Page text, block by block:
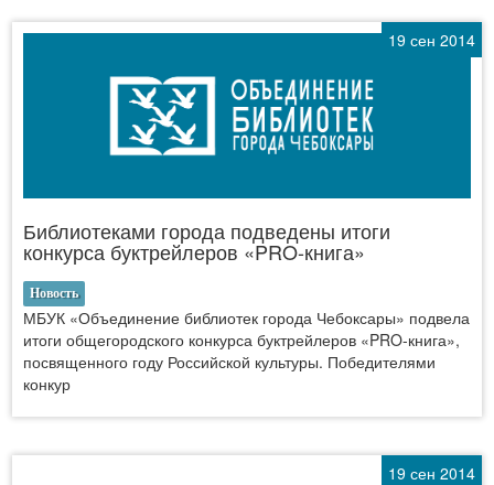
19 сен 2014
Библиотеками города подведены итоги
конкурса буктрейлеров «PRO-книга»
Новость
МБУК «Объединение библиотек города Чебоксары» подвела
итоги общегородского конкурса буктрейлеров «PRO-книга»,
посвященного году Российской культуры. Победителями
конкур
19 сен 2014